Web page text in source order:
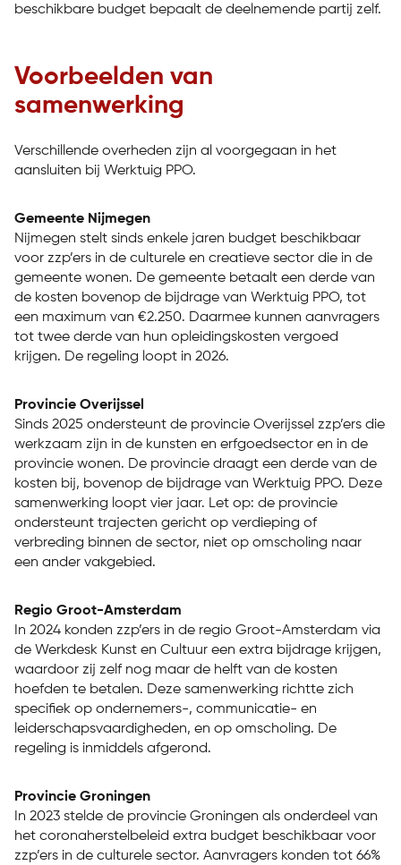
beschikbare budget bepaalt de deelnemende partij zelf.
Voorbeelden van
samenwerking
Verschillende overheden zijn al voorgegaan in het
aansluiten bij Werktuig PPO.
Gemeente Nijmegen
Nijmegen stelt sinds enkele jaren budget beschikbaar
voor zzp’ers in de culturele en creatieve sector die in de
gemeente wonen. De gemeente betaalt een derde van
de kosten bovenop de bijdrage van Werktuig PPO, tot
een maximum van €2.250. Daarmee kunnen aanvragers
tot twee derde van hun opleidingskosten vergoed
krijgen. De regeling loopt in 2026.
Provincie Overijssel
Sinds 2025 ondersteunt de provincie Overijssel zzp’ers die
werkzaam zijn in de kunsten en erfgoedsector en in de
provincie wonen. De provincie draagt een derde van de
kosten bij, bovenop de bijdrage van Werktuig PPO. Deze
samenwerking loopt vier jaar. Let op: de provincie
ondersteunt trajecten gericht op verdieping of
verbreding binnen de sector, niet op omscholing naar
een ander vakgebied.
Regio Groot-Amsterdam
In 2024 konden zzp’ers in de regio Groot-Amsterdam via
de Werkdesk Kunst en Cultuur een extra bijdrage krijgen,
waardoor zij zelf nog maar de helft van de kosten
hoefden te betalen. Deze samenwerking richtte zich
specifiek op ondernemers-, communicatie- en
leiderschapsvaardigheden, en op omscholing. De
regeling is inmiddels afgerond.
Provincie Groningen
In 2023 stelde de provincie Groningen als onderdeel van
het coronaherstelbeleid extra budget beschikbaar voor
zzp’ers in de culturele sector. Aanvragers konden tot 66%